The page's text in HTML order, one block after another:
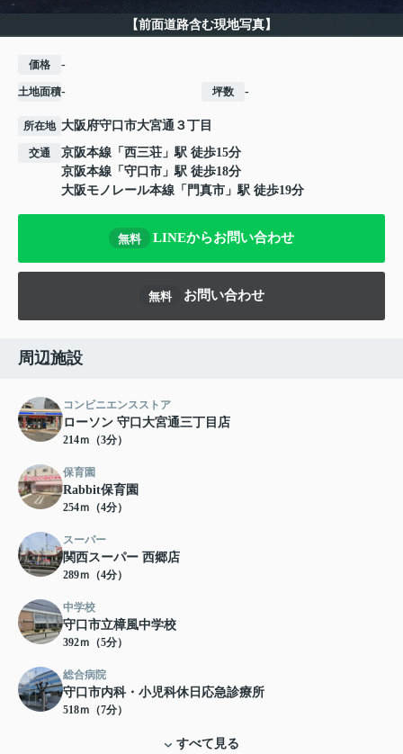
【前面道路含む現地写真】
価格 -
土地面積- 坪数 -
所在地 大阪府守口市大宮通 ３丁目
交通 京阪本線 「 西三荘 」駅 徒歩15分
京阪本線 「 守口市 」駅 徒歩18分
大阪モノレール本線 「 門真市 」駅 徒歩19分
無料 LINEからお問い合わせ
無料 お問い合わせ
周辺施設
コンビニエンスストア
ローソン 守口大宮通三丁目店
214ｍ（3分）
保育園
Rabbit保育園
254ｍ（4分）
スーパー
関西スーパー 西郷店
289ｍ（4分）
中学校
守口市立樟風中学校
392ｍ（5分）
総合病院
守口市内科・小児科休日応急診療所
518ｍ（7分）
すべて見る